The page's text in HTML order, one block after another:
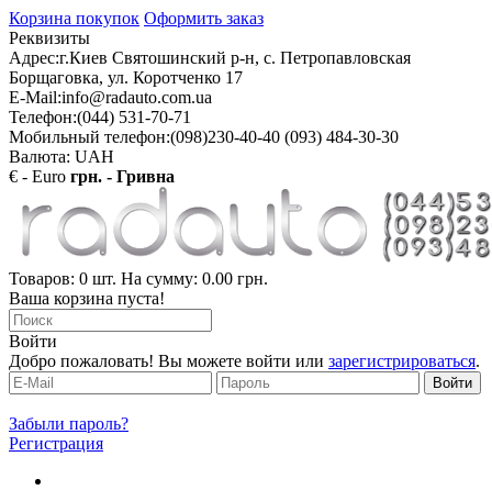
Корзина покупок Оформить заказ
Реквизиты
Адрес:г.Киев Святошинский р-н, с. Петропавловская
Борщаговка, ул. Коротченко 17
E-Mail:info@radauto.com.ua
Телефон:(044) 531-70-71
Мобильный телефон:(098)230-40-40 (093) 484-30-30
Валюта: UAH
€ - Euro грн. - Гривна
Товаров: 0 шт. На сумму: 0.00 грн.
Ваша корзина пуста!
Войти
Добро пожаловать! Вы можете войти или зарегистрироваться.
Забыли пароль?
Регистрация